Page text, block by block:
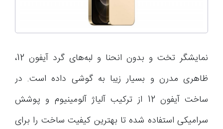
نمایشگر تخت و بدون انحنا و لبه‌های گرد آیفون 12،
ظاهری مدرن و بسیار زیبا به گوشی داده است. در
ساخت آیفون 12 از ترکیب آلیاژ آلومینیوم و پوشش
سرامیکی استفاده شده تا بهترین کیفیت ساخت را برای